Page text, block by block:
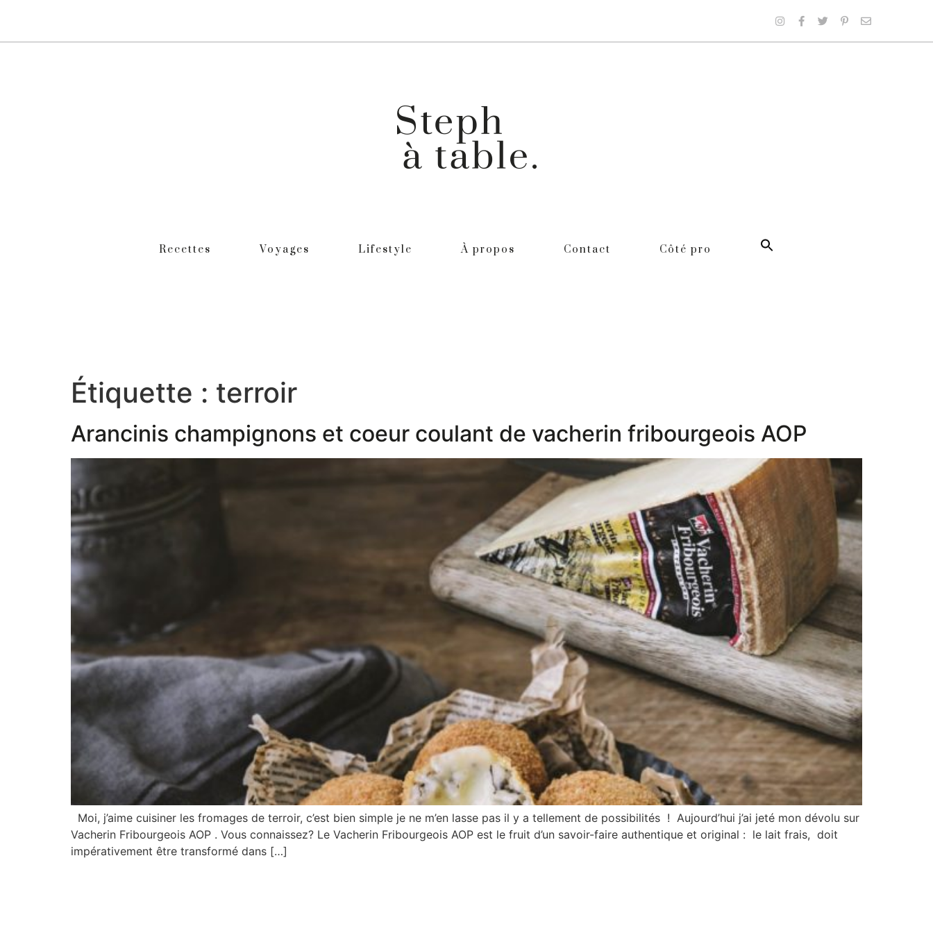
Recettes Voyages Lifestyle À propos Contact Côté pro
Étiquette : terroir
Arancinis champignons et coeur coulant de vacherin fribourgeois AOP
Moi, j’aime cuisiner les fromages de terroir, c’est bien simple je ne m’en lasse pas il y a tellement de possibilités ! Aujourd’hui j’ai jeté mon dévolu sur
Vacherin Fribourgeois AOP . Vous connaissez? Le Vacherin Fribourgeois AOP est le fruit d’un savoir-faire authentique et original : le lait frais, doit
impérativement être transformé dans […]